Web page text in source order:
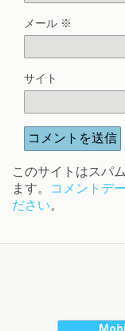
メール ※
サイト
このサイトはスパ
ます。
コメントデ
ださい。